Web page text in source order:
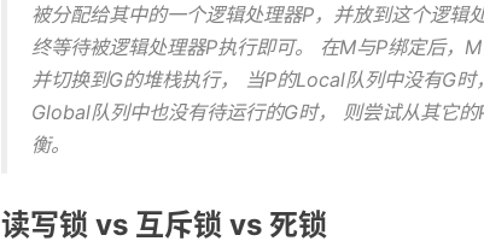
被分配给其中的一个逻辑处理器P，并放到这个逻辑
终等待被逻辑处理器P执行即可。 在M与P绑定后，
并切换到G的堆栈执行， 当P的Local队列中没有G
Global队列中也没有待运行的G时， 则尝试从其它
衡。
读写锁 vs 互斥锁 vs 死锁